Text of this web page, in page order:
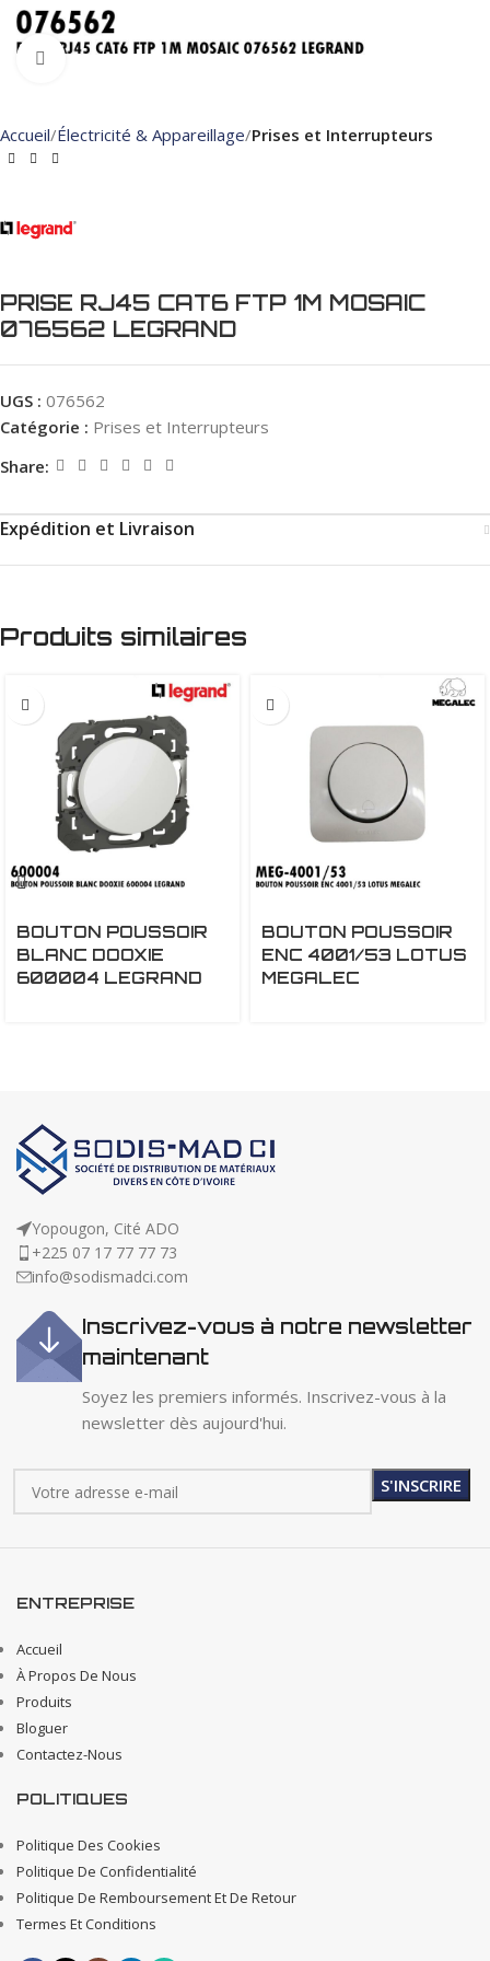
Click to enlarge
Accueil Électricité & Appareillage Prises et Interrupteurs
PRISE RJ45 CAT6 FTP 1M MOSAIC
076562 LEGRAND
UGS : 076562
Catégorie : Prises et Interrupteurs
Share:
Expédition et Livraison
Produits similaires
BOUTON POUSSOIR
BLANC DOOXIE
600004 LEGRAND
BOUTON POUSSOIR
ENC 4001/53 LOTUS
MEGALEC
Yopougon, Cité ADO
+225 07 17 77 77 73
info@sodismadci.com
Inscrivez-vous à notre newsletter
maintenant
Soyez les premiers informés. Inscrivez-vous à la
newsletter dès aujourd'hui.
ENTREPRISE
Accueil
À Propos De Nous
Produits
Bloguer
Contactez-Nous
POLITIQUES
Politique Des Cookies
Politique De Confidentialité
Politique De Remboursement Et De Retour
Termes Et Conditions